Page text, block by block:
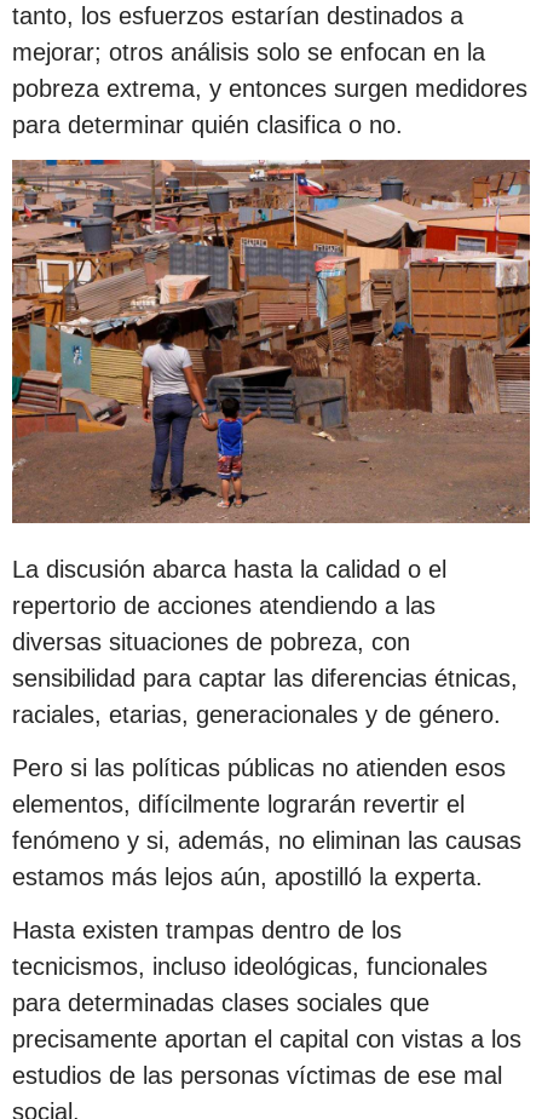
tanto, los esfuerzos estarían destinados a
mejorar; otros análisis solo se enfocan en la
pobreza extrema, y entonces surgen medidores
para determinar quién clasifica o no.
La discusión abarca hasta la calidad o el
repertorio de acciones atendiendo a las
diversas situaciones de pobreza, con
sensibilidad para captar las diferencias étnicas,
raciales, etarias, generacionales y de género.
Pero si las políticas públicas no atienden esos
elementos, difícilmente lograrán revertir el
fenómeno y si, además, no eliminan las causas
estamos más lejos aún, apostilló la experta.
Hasta existen trampas dentro de los
tecnicismos, incluso ideológicas, funcionales
para determinadas clases sociales que
precisamente aportan el capital con vistas a los
estudios de las personas víctimas de ese mal
social.